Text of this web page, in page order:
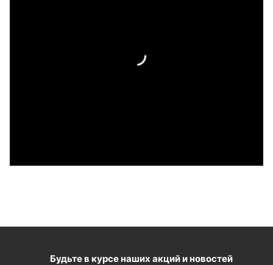
Будьте в курсе наших акций и новостей